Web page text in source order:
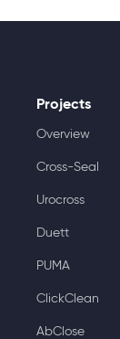
Projects
Overview
Cross-Seal
Urocross
Duett
PUMA
ClickClean
AbClose